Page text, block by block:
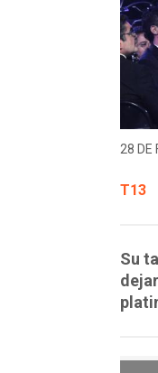
28 DE
T13
Su